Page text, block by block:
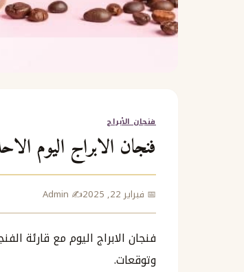
فنجان الأبراج
فنجان الابراج اليوم الاحد 23/2/2025 شباط فيفري
📅 فبراير 22, 2025 ✍️ Admin
فنجان الابراج اليوم مع قارئة
وتوقعات.